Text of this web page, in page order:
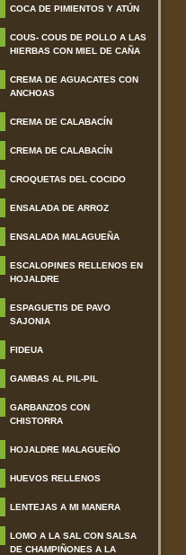
COCA DE PIMIENTOS Y ATÚN
COUS- COUS DE POLLO A LAS
HIERBAS CON MIEL DE CAÑA
CREMA DE AGUACATES CON
ANCHOAS
CREMA DE CALABACÍN
CREMA DE CALABACÍN
CROQUETAS DEL COCIDO
ENSALADA DE ARROZ
ENSALADA MALAGUEÑA
ESCALOPINES RELLENOS EN
HOJALDRE
ESPAGUETIS DE PAVO
SAJONIA
FIDEUA
GAMBAS AL PIL-PIL
GARBANZOS CON
CHISTORRA
HOJALDRE MALAGUEÑO
HUEVOS RELLENOS
LENTEJAS A MI MANERA
LOMO A LA SAL CON SALSA
DE CHAMPIÑONES A LA